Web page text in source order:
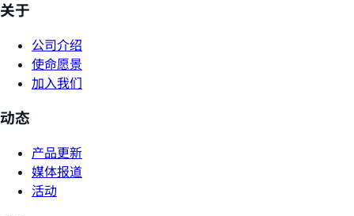
关于
公司介绍
使命愿景
加入我们
动态
产品更新
媒体报道
活动